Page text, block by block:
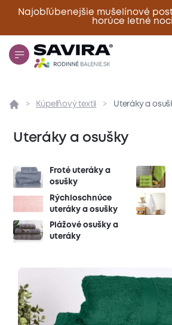
Najobľúbenejšie mušelínové
horúce letné
Kúpeľňový textil Uteráky a
Uteráky a osušky
Froté uteráky a
osušky
Rýchloschnúce
uteráky a osušky
Plážové osušky a
uteráky